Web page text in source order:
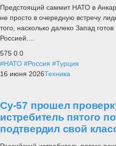
Предстоящий саммит НАТО в
не просто в очередную встречу
того, насколько далеко Запад
Россией....
575 0 0
#НАТО #Россия #Турция
16 июня 2026Техника
Су-57 прошел
истребитель пятого
подтвердил свой